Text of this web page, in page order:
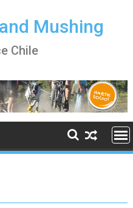
Mushing
Chile